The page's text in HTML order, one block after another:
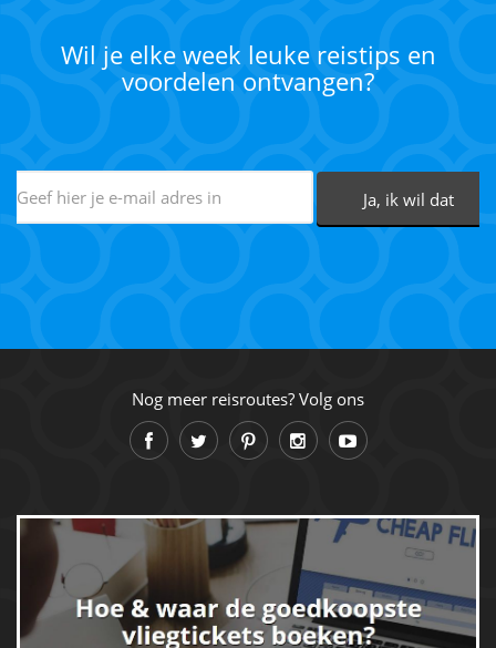
Wil je elke week leuke reistips en
voordelen ontvangen?
Nog meer reisroutes? Volg ons